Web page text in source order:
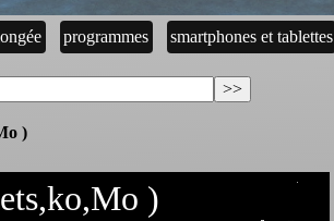
programmes smartphones et tablettes
)
)